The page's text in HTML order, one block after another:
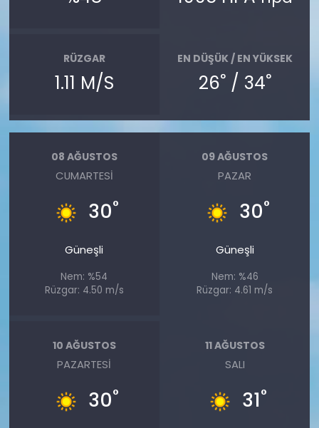
RÜZGAR
1.11 M/S
EN DÜŞÜK / EN YÜKSEK
26°/ 34°
08 AĞUSTOS
CUMARTESI
30°
Güneşli
Nem: %54
Rüzgar: 4.50 m/s
09 AĞUSTOS
PAZAR
30°
Güneşli
Nem: %46
Rüzgar: 4.61 m/s
10 AĞUSTOS
PAZARTESI
30°
11 AĞUSTOS
SALI
31°